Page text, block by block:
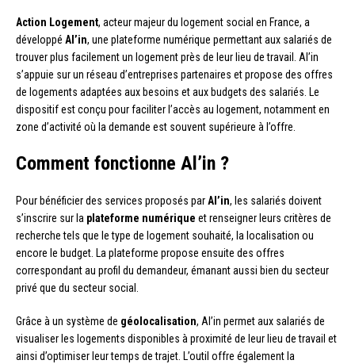
Action Logement, acteur majeur du logement social en France, a
développé Al’in, une plateforme numérique permettant aux salariés de
trouver plus facilement un logement près de leur lieu de travail. Al’in
s’appuie sur un réseau d’entreprises partenaires et propose des offres
de logements adaptées aux besoins et aux budgets des salariés. Le
dispositif est conçu pour faciliter l’accès au logement, notamment en
zone d’activité où la demande est souvent supérieure à l’offre.
Comment fonctionne Al’in ?
Pour bénéficier des services proposés parAl’in, les salariés doivent
s’inscrire sur la plateforme numérique et renseigner leurs critères de
recherche tels que le type de logement souhaité, la localisation ou
encore le budget. La plateforme propose ensuite des offres
correspondant au profil du demandeur, émanant aussi bien du secteur
privé que du secteur social.
Grâce à un système de géolocalisation, Al’in permet aux salariés de
visualiser les logements disponibles à proximité de leur lieu de travail et
ainsi d’optimiser leur temps de trajet. L’outil offre également la